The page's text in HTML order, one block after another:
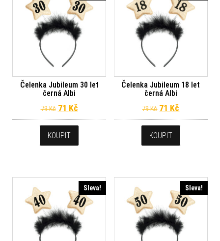
Čelenka Jubileum 30 let
černá Albi
79Kč Původní cena byla: 79 Kč.
71 KčAktuální cena je: 71 Kč.
KOUPIT
Čelenka Jubileum 18 let
černá Albi
79Kč Původní cena
71 Kč
KOUPIT
Sleva! Sleva!